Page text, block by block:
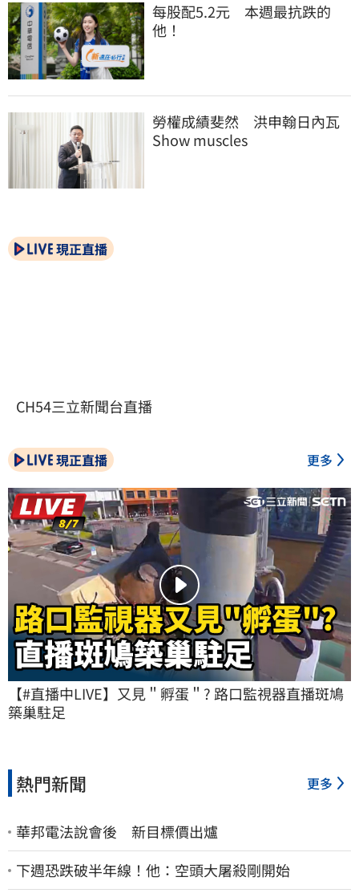
每股配5.2元　本週最抗跌的
他！
勞權成績斐然　洪申翰日內瓦
Show muscles
現正直播
CH54三立新聞台直播
現正直播 更多
【#直播中LIVE】又見＂孵蛋＂? 路口監視器直播斑鳩
築巢駐足
熱門新聞 更多
華邦電法說會後 新目標價出爐
下週恐跌破半年線！他：空頭大屠殺剛開始